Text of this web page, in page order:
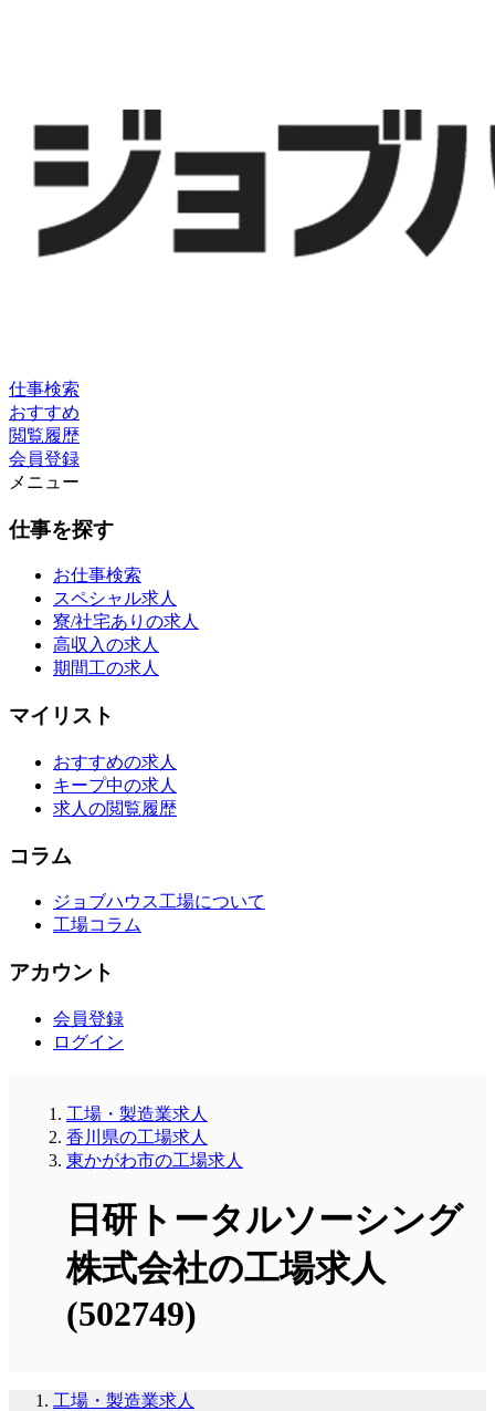
仕事検索
おすすめ
閲覧履歴
会員登録
メニュー
仕事を探す
お仕事検索
スペシャル求人
寮/社宅ありの求人
高収入の求人
期間工の求人
マイリスト
おすすめの求人
キープ中の求人
求人の閲覧履歴
コラム
ジョブハウス工場について
工場コラム
アカウント
会員登録
ログイン
工場・製造業求人
香川県の工場求人
東かがわ市の工場求人
日研トータルソーシング
株式会社の工場求人
(502749)
工場・製造業求人